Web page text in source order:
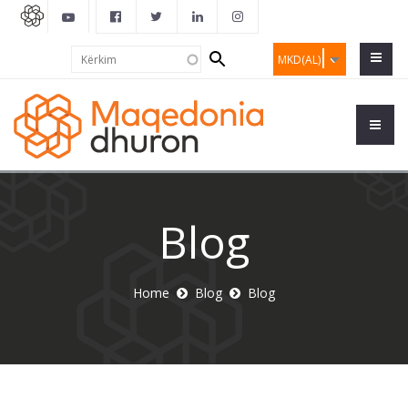
MKD(AL)
Search
form
Blog
Home Blog Blog